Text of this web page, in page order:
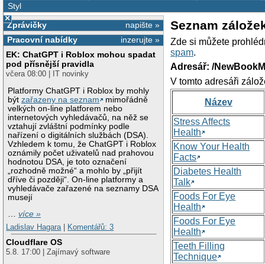
Styl
×
napište »
Zprávičky
inzerujte »
Pracovní nabídky
EK: ChatGPT i Roblox mohou spadat
pod přísnější pravidla
včera 08:00 | IT novinky
Platformy ChatGPT i Roblox by mohly
býtzařazeny na seznam
mimořádně
velkých on-line platforem nebo
internetových vyhledávačů, na něž se
vztahují zvláštní podmínky podle
nařízení o digitálních službách (DSA).
Vzhledem k tomu, že ChatGPT i Roblox
oznámily počet uživatelů nad prahovou
hodnotou DSA, je toto označení
„rozhodně možné“ a mohlo by „přijít
dříve či později“. On-line platformy a
vyhledávače zařazené na seznamy DSA
musejí
…více »
Ladislav Hagara
Komentářů: 3
Cloudflare OS
5.8. 17:00 | Zajímavý software
Seznam
Zde si můžete
spam.
Adresář: /
V tomto adresáři
Název
Stress Affects
Health
Know Your Health
Facts
Diabetes Health
Talk
Foods For Eye
Health
Foods For Eye
Health
Teeth Filling
Technique